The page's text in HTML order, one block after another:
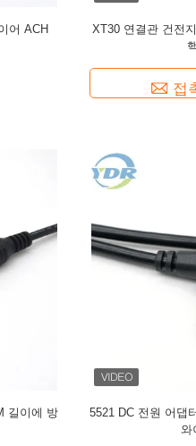
어 ACH
XT30 연결관 건전
접
길이에 방
5521 DC 전원 어댑
와